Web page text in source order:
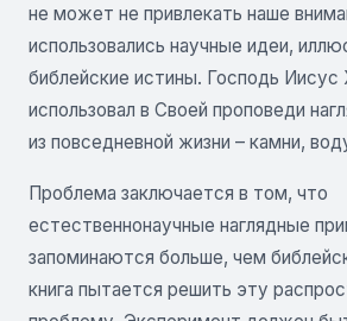
не может не привлекать наше
использовались научные идеи,
библейские истины. Господь Иисус
использовал в Своей проповеди
из повседневной жизни – камни,
Проблема заключается в том, что
естественнонаучные наглядные
запоминаются больше, чем
книга пытается решить эту